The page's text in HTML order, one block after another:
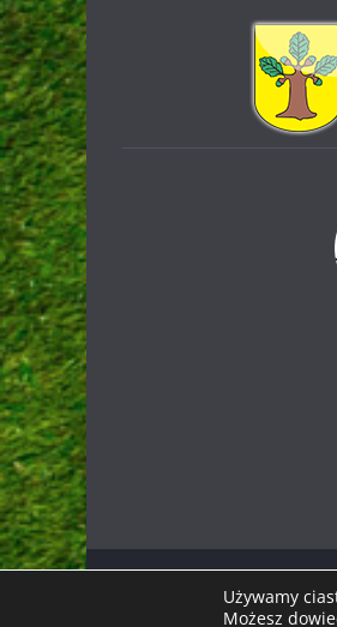
Prawa autorskie © 2026
ColorMag
Używamy
Możesz